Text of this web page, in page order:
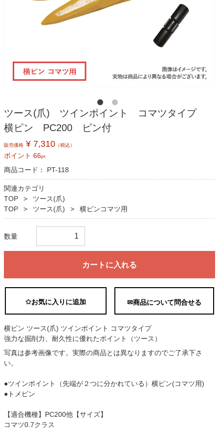
ツース(爪) ツインポイント コマツタイプ
横ピン PC200 ピン付
販売価格 ¥ 7,310 （税込）
ポイント 66pt
商品コード： PT-118
関連カテゴリ
TOP
ツース(爪)
TOP
ツース(爪) 横ピンコマツ用
数量
カートに入れる
✩お気に入りに追加 ✉商品について問合せる
横ピン ツース(爪) ツインポイント コマツタイプ
強力な掘削力、耐久性に優れたポイント（ツース）
写真は参考画像です。実際の商品とは異なりますのでご了承下さ
い。
●ツインポイント（先端が２つに分かれている）横ピン(コマツ用)
●トメピン
【適合機種】PC200他【サイズ】
コマツ0.7クラス